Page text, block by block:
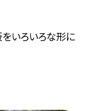
いろいろな形に